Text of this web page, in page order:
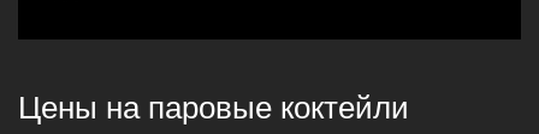
Цены на паровые коктейли